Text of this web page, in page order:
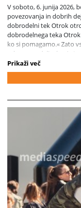
V soboto, 6. junija 2026,
povezovanja in dobrih
dobrodelni tek Otrok
dobrodelnega teka
ko si pomagamo.« Zato
odnese medaljo, ker je
zmagovati. Otrok otroku
skupnosti,« poudarja
Skaze. Letos v ospredju
bodo zbrana sredstva
Žana in ViaTea Teje
današnjega časa –
mladostnikov in družin.
udeleženci skupaj s
organizacijam, ki s
stiski. Letos v ospredje
pomoč — vrednote, ki jih
kot kadarkoli. Kot častni
Fundacije Alma, dr.
postal simbol srčnosti,
povezal že več kot
151.050 evrov donacij
Prikaži več